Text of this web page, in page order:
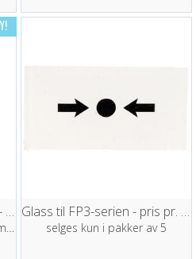
Eurostopper - dekselpakke - gul
for veggmontering - uten summer
Glass til FP3-serien - pris pr. stk
selges kun i pakker av 5